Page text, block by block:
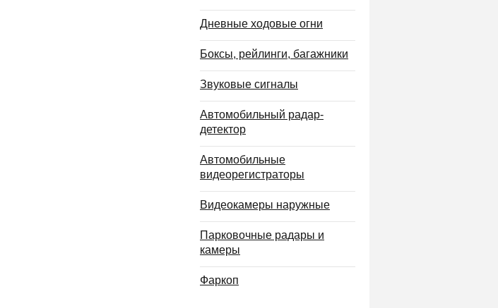
Дневные ходовые огни
Боксы, рейлинги, багажники
Звуковые сигналы
Автомобильный радар-
детектор
Автомобильные
видеорегистраторы
Видеокамеры наружные
Парковочные радары и
камеры
Фаркоп